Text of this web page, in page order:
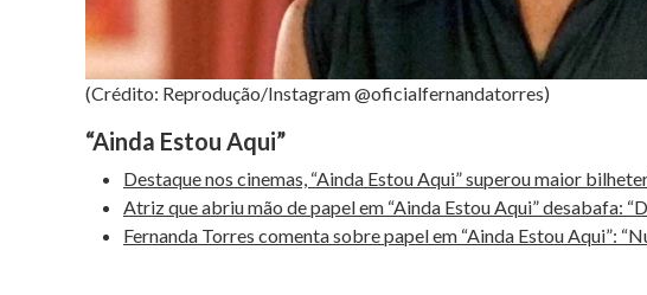
(Crédito: Reprodução/Instagram @oficialfernandatorres)
“Ainda Estou Aqui”
Destaque nos cinemas, “Ainda Estou Aqui” superou maior
Atriz que abriu mão de papel em “Ainda Estou Aqui” desabafa:
Fernanda Torres comenta sobre papel em “Ainda Estou Aqui”: